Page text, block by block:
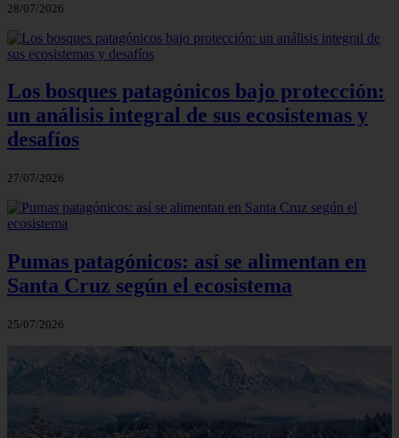
28/07/2026
Los bosques patagónicos bajo protección:
un análisis integral de sus ecosistemas y
desafíos
27/07/2026
Pumas patagónicos: así se alimentan en
Santa Cruz según el ecosistema
25/07/2026